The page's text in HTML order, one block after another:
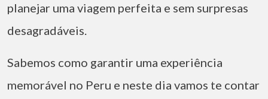
planejar uma viagem perfeita e sem surpresas
desagradáveis.
Sabemos como garantir uma experiência
memorável no Peru e neste dia vamos te contar